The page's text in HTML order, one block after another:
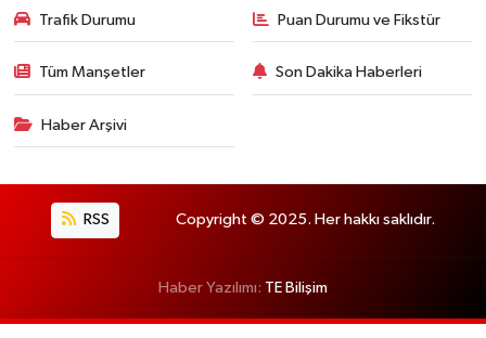
Trafik Durumu Puan Durumu ve Fikstür
Tüm Manşetler Son Dakika Haberleri
Haber Arşivi
RSS Copyright © 2025. Her hakkı saklıdır.
Haber Yazılımı: TE Bilişim